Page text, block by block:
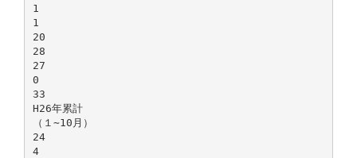
1
1
20
28
27
0
33
H26年累計
（１∼10月）
24
4